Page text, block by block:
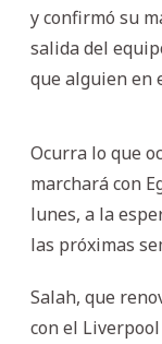
y confirmó su
salida del
que alguien en
Ocurra lo que
marchará con
lunes, a la
las próximas
Salah, que
con el